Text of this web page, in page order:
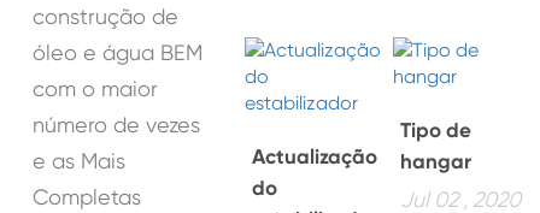
construção de
óleo e água BEM
com o maior
número de vezes
e as Mais
Completas
Actualização
do
Tipo de
hangar
Jul 02 , 2020